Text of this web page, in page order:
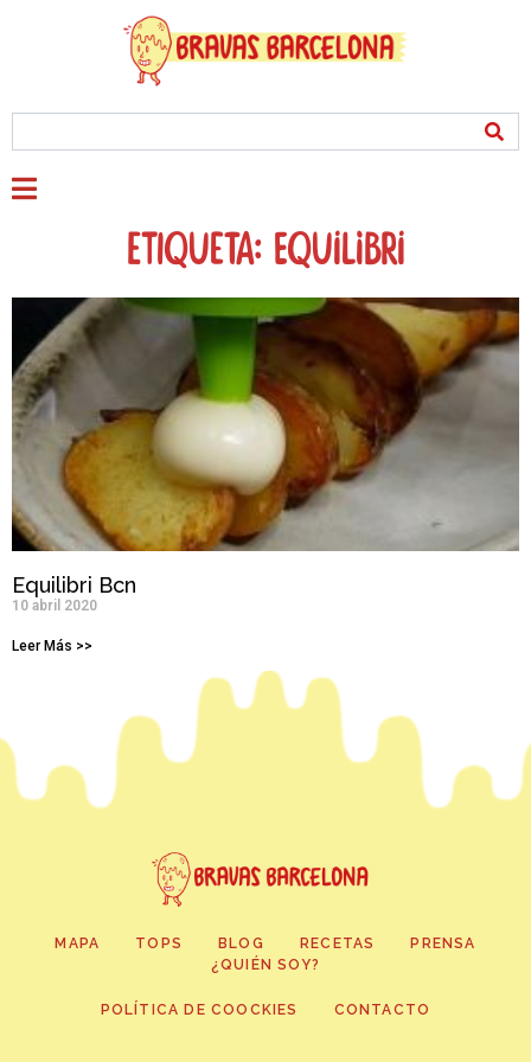
Etiqueta: Equilibri
Equilibri Bcn
10 abril 2020
Leer Más >>
MAPA TOPS BLOG RECETAS
PRENSA
¿QUIÉN SOY?
POLÍTICA DE COOCKIES CONTACTO